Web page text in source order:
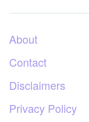
About
Contact
Disclaimers
Privacy Policy